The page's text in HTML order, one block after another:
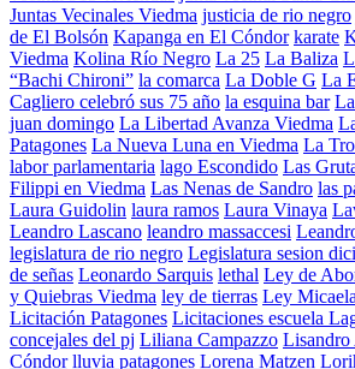
Juntas Vecinales Viedma justicia de rio negro
de El Bolsón Kapanga en El Cóndor karate
Viedma Kolina Río Negro La 25 La Baliza
“Bachi Chironi” la comarca La Doble G La
Cagliero celebró sus 75 año la esquina bar
juan domingo La Libertad Avanza Viedma
Patagones La Nueva Luna en Viedma La
labor parlamentaria lago Escondido Las
Filippi en Viedma Las Nenas de Sandro las
Laura Guidolin laura ramos Laura Vinaya
Leandro Lascano leandro massaccesi
legislatura de rio negro Legislatura sesion
de señas Leonardo Sarquis lethal Ley de
y Quiebras Viedma ley de tierras Ley Micaela
Licitación Patagones Licitaciones escuela
concejales del pj Liliana Campazzo Lisandro
Cóndor lluvia patagones Lorena Matzen